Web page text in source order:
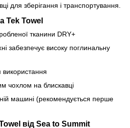
для зберігання і транспортування.
Tek Towel
тканини DRY+
забезпечує високу поглинальну
використання
чохлом на блискавці
машині (рекомендується перше
від Sea to Summit